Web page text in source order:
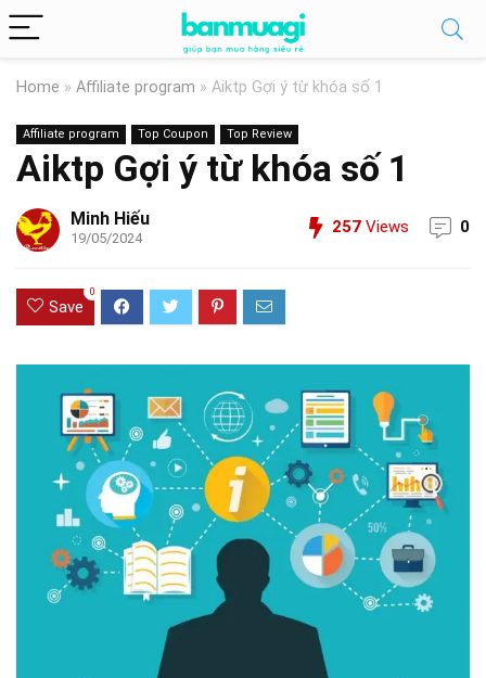
Home » Affiliate program » Aiktp Gợi ý từ khóa số 1
Affiliate program Top Coupon Top Review
Aiktp Gợi ý từ khóa số 1
Minh Hiếu
19/05/2024
257 Views 0
Save
0